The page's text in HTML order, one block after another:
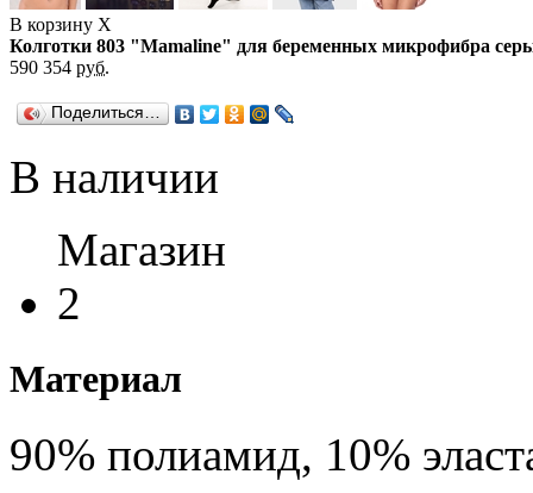
В корзину X
Колготки 803 "Mamaline" для беременных микрофибра
590 354 руб.
Поделиться…
В наличии
Магазин
2
Материал
90% полиамид, 10%